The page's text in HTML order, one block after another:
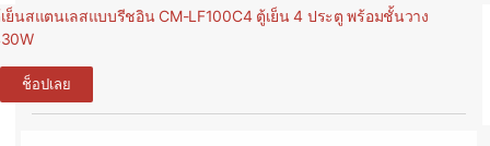
ย็นสแตนเลสแบบรีชอิน CM-LF100C4 ตู้เย็น 4 ประตู พร้อมชั้นวาง
ช็อปเลย